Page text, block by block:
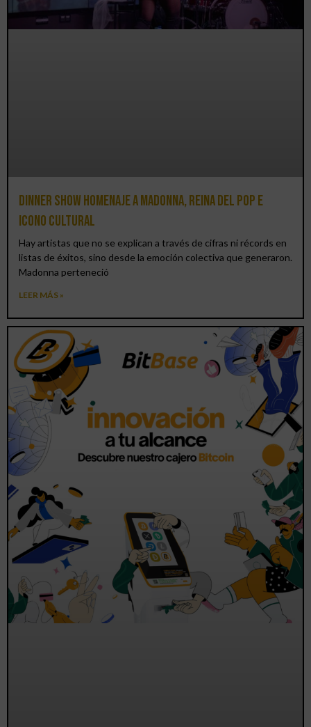
Dinner Show homenaje a Madonna, reina del pop e
icono cultural
Hay artistas que no se explican a través de cifras ni récords en
listas de éxitos, sino desde la emoción colectiva que generaron.
Madonna perteneció
LEER MÁS »